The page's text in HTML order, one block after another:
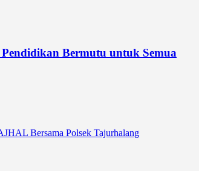
Bermutu untuk Semua
Bersama Polsek Tajurhalang